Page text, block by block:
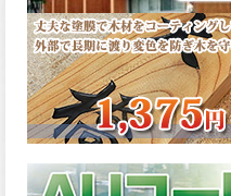
入はこちらから。
2026.03.03
木の素材感はそのまま活か
し、汚れや日焼け・黄ばみを
防ぐことができる、白木肌2が
新しく販売開始致しました。
2026.03.03